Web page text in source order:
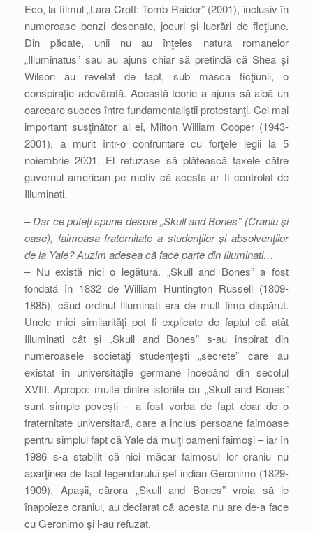
Eco, la filmul „Lara Croft: Tomb Raider” (2001), inclusiv în
numeroase benzi desenate, jocuri şi lucrări de ficţiune.
Din păcate, unii nu au înţeles natura romanelor
„Illuminatus” sau au ajuns chiar să pretindă că Shea şi
Wilson au revelat de fapt, sub masca ficţiunii, o
conspiraţie adevărată. Această teorie a ajuns să aibă un
oarecare succes între fundamentaliştii protestanţi. Cel mai
important susţinător al ei, Milton William Cooper (1943-
2001), a murit într-o confruntare cu forţele legii la 5
noiembrie 2001. El refuzase să plătească taxele către
guvernul american pe motiv că acesta ar fi controlat de
Illuminati.
– Dar ce puteţi spune despre „Skull and Bones” (Craniu şi
oase), faimoasa fraternitate a studenţilor şi absolvenţilor
de la Yale? Auzim adesea că face parte din Illuminati…
– Nu există nici o legătură. „Skull and Bones” a fost
fondată în 1832 de William Huntington Russell (1809-
1885), când ordinul Illuminati era de mult timp dispărut.
Unele mici similarităţi pot fi explicate de faptul că atât
Illuminati cât şi „Skull and Bones” s-au inspirat din
numeroasele societăţi studenţeşti „secrete” care au
existat în universităţile germane începând din secolul
XVIII. Apropo: multe dintre istoriile cu „Skull and Bones”
sunt simple poveşti – a fost vorba de fapt doar de o
fraternitate universitară, care a inclus persoane faimoase
pentru simplul fapt că Yale dă mulţi oameni faimoşi – iar în
1986 s-a stabilit că nici măcar faimosul lor craniu nu
aparţinea de fapt legendarului şef indian Geronimo (1829-
1909). Apaşii, cărora „Skull and Bones” vroia să le
înapoieze craniul, au declarat că acesta nu are de-a face
cu Geronimo şi l-au refuzat.